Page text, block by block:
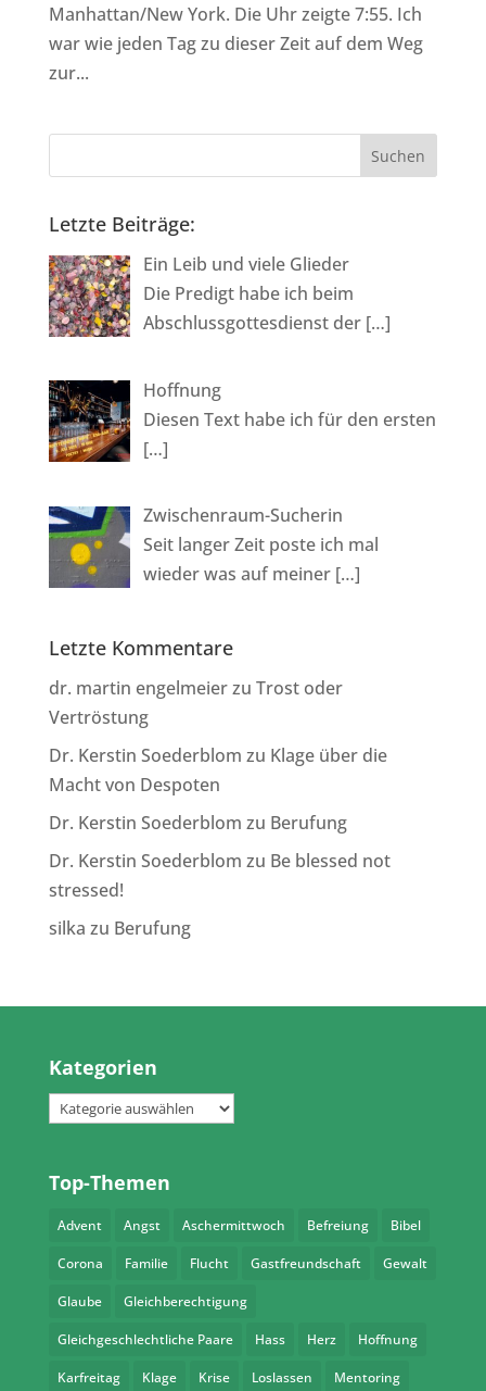
Manhattan/New York. Die Uhr zeigte 7:55. Ich
war wie jeden Tag zu dieser Zeit auf dem Weg
zur...
Letzte Beiträge:
Ein Leib und viele Glieder
Die Predigt habe ich beim
Abschlussgottesdienst der […]
Hoffnung
Diesen Text habe ich für den ersten
[…]
Zwischenraum-Sucherin
Seit langer Zeit poste ich mal
wieder was auf meiner […]
Letzte Kommentare
dr. martin engelmeierzu Trost oder
Vertröstung
Dr. Kerstin Soederblom zu Klage über die
Macht von Despoten
Dr. Kerstin Soederblom zu Berufung
Dr. Kerstin Soederblom zu Be blessed not
stressed!
silka zu Berufung
Kategorien
Kategorien
Top-Themen
Advent Angst Aschermittwoch Befreiung Bibel
Corona Familie Flucht Gastfreundschaft Gewalt
Glaube Gleichberechtigung
Gleichgeschlechtliche Paare Hass Herz Hoffnung
Karfreitag Klage Krise Loslassen Mentoring